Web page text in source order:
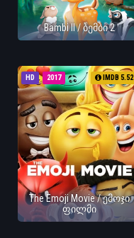
Bambi II / ბემბი 2
HD 2017 IMDB 5.52
The Emoji Movie / ემოჯი
ფილმი